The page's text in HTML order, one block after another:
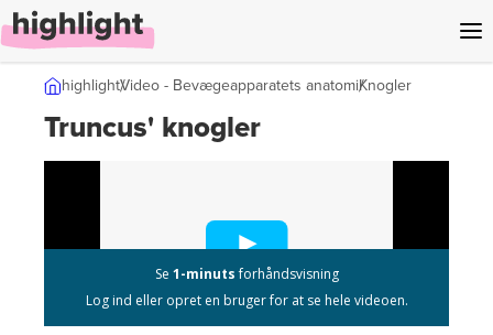
highlightVideo - Bevægeappar­atets anatomiKnogler
Truncus' knogler